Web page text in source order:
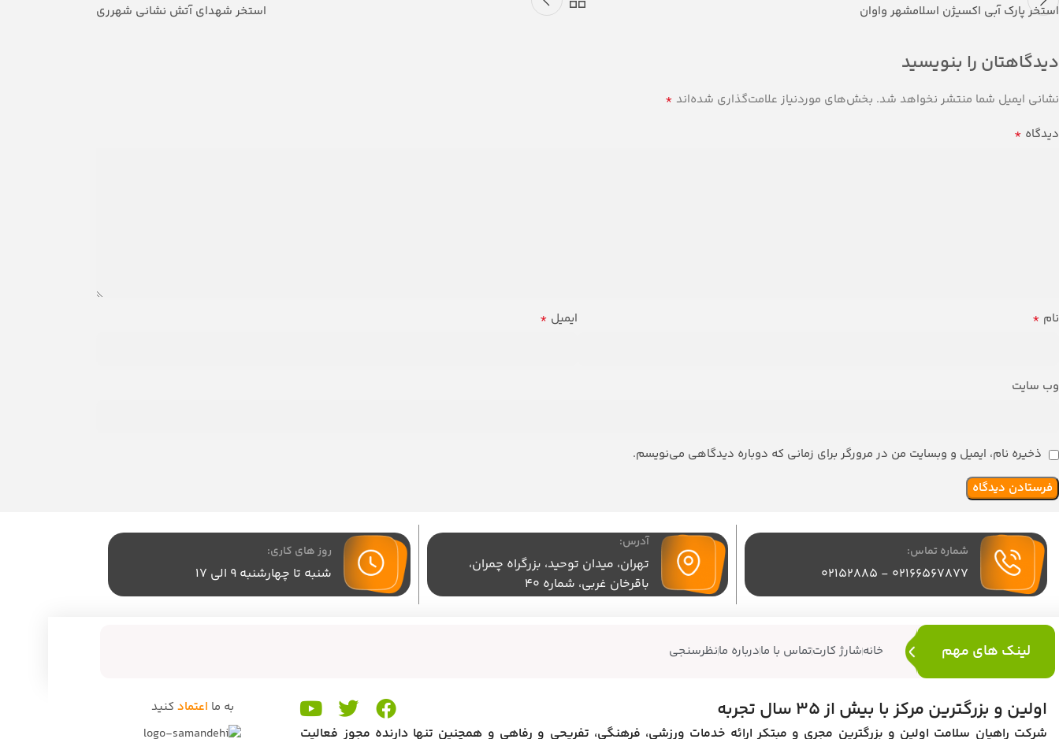
استخر پارک آبی اکسیژن اسلامشهر واوان
استخر شهدای آتش نشانی شهرری
دیدگاهتان را بنویسید
نشانی ایمیل شما منتشر نخواهد شد. بخش‌های موردنیاز علامت‌گذاری شده‌اند *
دیدگاه *
نام * ایمیل *
وب‌ سایت
ذخیره نام، ایمیل و وبسایت من در مرورگر برای زمانی که دوباره دیدگاهی می‌نویسم.
شماره تماس:
02166567877 - 02152885
آدرس:
تهران،‌ میدان توحید، بزرگراه چمران،
باقرخان غربی، شماره 40
روز های کاری:
شنبه تا چهارشنبه 9 الی 17
لینک های مهم خانهشارژ کارتتماس با مادرباره مانظرسنجی
اولین و بزرگترین مرکز با بیش از 35 سال تجربه
شرکت راهیان سلامت اولین و بزرگترین مجری و مبتکر ارائه خدمات ورزشی، فرهنگی، تفریحی و رفاهی و همچنین تنها دارنده مجوز فعالیت
به ما اعتماد کنید